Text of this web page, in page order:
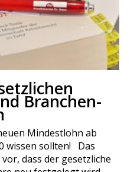
Branchen-
Mindestlohn ab
wissen sollten! Das
dass der gesetzliche